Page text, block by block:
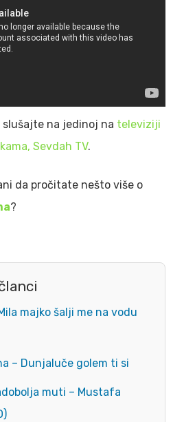
slušajte na jedinoj na televiziji
Sevdah TV.
da pročitate nešto više o
?
majko šalji me na vodu
– Dunjaluče golem ti si
muti – Mustafa